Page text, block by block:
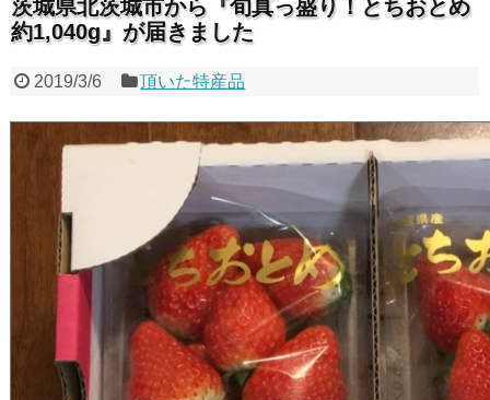
茨城県北茨城市から『旬真っ盛り！とちおとめ
約1,040g』が届きました
2019/3/6 頂いた特産品